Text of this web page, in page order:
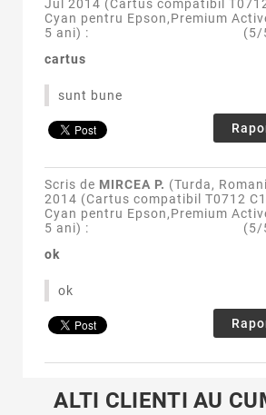
Jul 2014 (Cartus compatibil
Cyan pentru Epson,Premium
5 ani) : (5/
cartus
sunt bune
Scris de MIRCEA P. (Turda,
2014 (Cartus compatibil T0712
Cyan pentru Epson,Premium
5 ani) : (5/
ok
ok
ALTI CLIENTI AU